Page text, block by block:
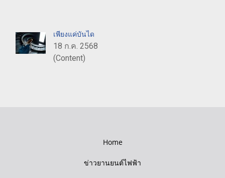
เพียงแค่บันได
18 ก.ค. 2568
(Content)
Home
ข่าวยานยนต์ไฟฟ้า